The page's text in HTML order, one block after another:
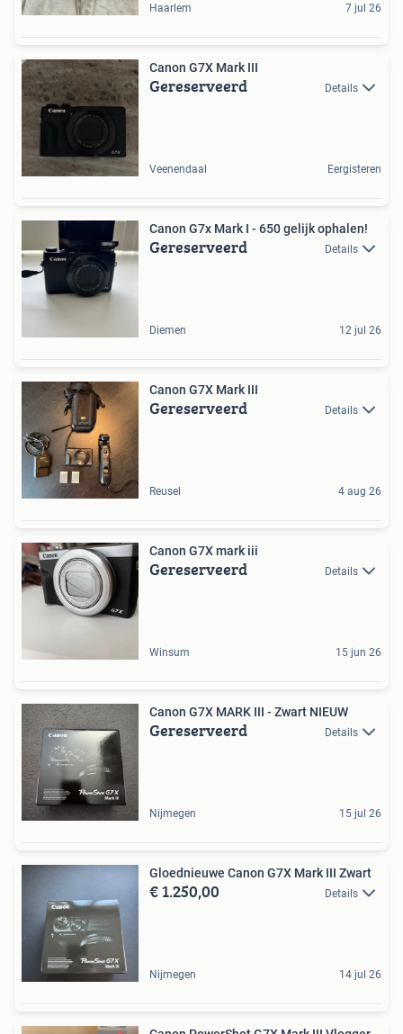
Haarlem 7 jul 26
Canon G7X Mark III
Gereserveerd Details
Veenendaal Eergisteren
Canon G7x Mark I - 650 gelijk ophalen!
Gereserveerd Details
Diemen 12 jul 26
Canon G7X Mark III
Gereserveerd Details
Reusel 4 aug 26
Canon G7X mark iii
Gereserveerd Details
Winsum 15 jun 26
Canon G7X MARK III - Zwart NIEUW
Gereserveerd Details
Nijmegen 15 jul 26
Gloednieuwe Canon G7X Mark III Zwart
€ 1.250,00 Details
Nijmegen 14 jul 26